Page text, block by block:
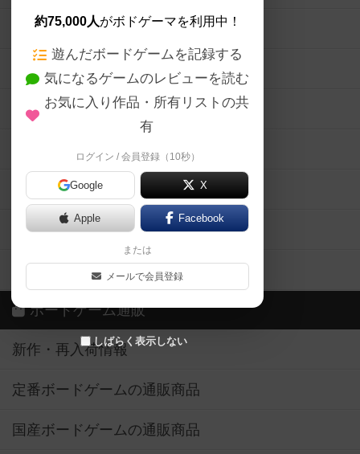
約75,000人がボドゲーマを利用中！
遊んだボードゲームを記録する
気になるゲームのレビューを読む
お気に入り作品・所有リストの共
有
ログイン / 会員登録（10秒）
Google X
Apple Facebook
または
メールで会員登録
しばらく表示しない
ボードゲームの新着レビュー
ボードゲーム会情報
メカニクス特集
掲示板・トピックス
ボドとも・会員一覧
ボードゲーム業界コラム
ボドゲーマご利用案内
ボードゲーム通販
新作・再入荷情報
定番ボードゲームの通販商品
国産ボードゲームの通販商品